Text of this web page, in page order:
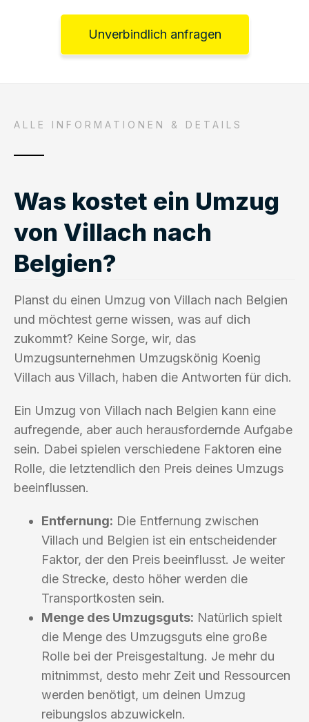
Unverbindlich anfragen
ALLE INFORMATIONEN & DETAILS
Was kostet ein Umzug
von Villach nach
Belgien?
Planst du einen Umzug von Villach nach Belgien
und möchtest gerne wissen, was auf dich
zukommt? Keine Sorge, wir, das
Umzugsunternehmen Umzugskönig Koenig
Villach aus Villach, haben die Antworten für dich.
Ein Umzug von Villach nach Belgien kann eine
aufregende, aber auch herausfordernde Aufgabe
sein. Dabei spielen verschiedene Faktoren eine
Rolle, die letztendlich den Preis deines Umzugs
beeinflussen.
Entfernung: Die Entfernung zwischen
Villach und Belgien ist ein entscheidender
Faktor, der den Preis beeinflusst. Je weiter
die Strecke, desto höher werden die
Transportkosten sein.
Menge des Umzugsguts: Natürlich spielt
die Menge des Umzugsguts eine große
Rolle bei der Preisgestaltung. Je mehr du
mitnimmst, desto mehr Zeit und Ressourcen
werden benötigt, um deinen Umzug
reibungslos abzuwickeln.